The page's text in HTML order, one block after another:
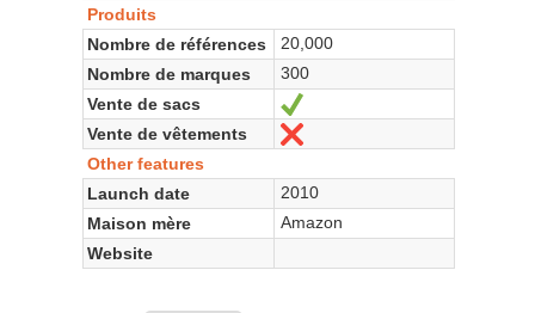
Produits
Nombre de références
20,000
Nombre de marques
300
Vente de sacs
Vente de vêtements
Other features
Launch date
2010
Maison mère
Amazon
Website